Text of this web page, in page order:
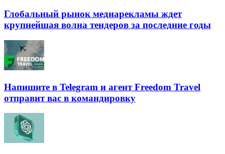
Глобальный рынок медиарекламы ждет
крупнейшая волна тендеров за последние годы
Напишите в Telegram и агент Freedom Travel
отправит вас в командировку